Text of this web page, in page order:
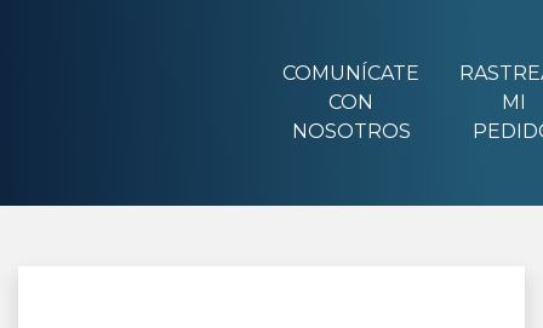
COMUNÍCATE
CON
NOSOTROS
MI